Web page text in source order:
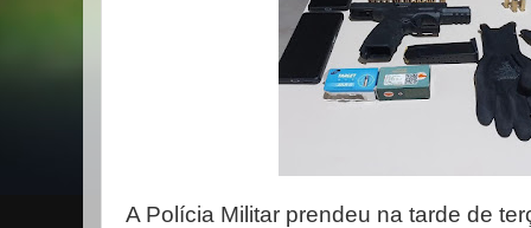
A Polícia Militar prendeu na tarde de